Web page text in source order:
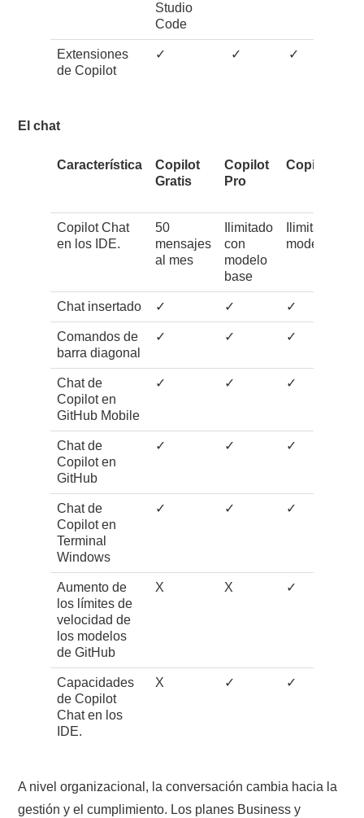
Studio
Code
Extensiones
de Copilot
✓ ✓ ✓
El chat
Característica
Copilot
Gratis
Copilot
Pro
Copilot Pro+
Copilot Chat
en los IDE.
50
mensajes
al mes
Ilimitado
con
modelo
base
Ilimitado con
modelo base
Chat insertado ✓ ✓ ✓
Comandos de
barra diagonal
✓ ✓ ✓
Chat de
Copilot en
GitHub Mobile
✓ ✓ ✓
Chat de
Copilot en
GitHub
✓ ✓ ✓
Chat de
Copilot en
Terminal
Windows
✓ ✓ ✓
Aumento de
los límites de
velocidad de
los modelos
de GitHub
X X ✓
Capacidades
de Copilot
Chat en los
IDE.
X ✓ ✓
A nivel organizacional, la conversación cambia hacia la
gestión y el cumplimiento. Los planes Business y